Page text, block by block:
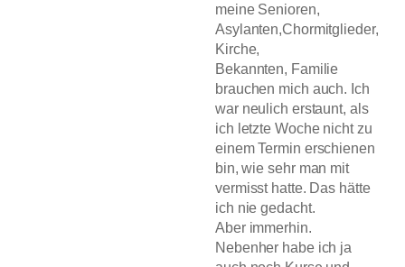
meine Senioren,
Asylanten,Chormitglieder,
Kirche,
Bekannten, Familie
brauchen mich auch. Ich
war neulich erstaunt, als
ich letzte Woche nicht zu
einem Termin erschienen
bin, wie sehr man mit
vermisst hatte. Das hätte
ich nie gedacht.
Aber immerhin.
Nebenher habe ich ja